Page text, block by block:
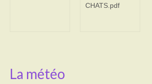
CHATS.pdf
La météo